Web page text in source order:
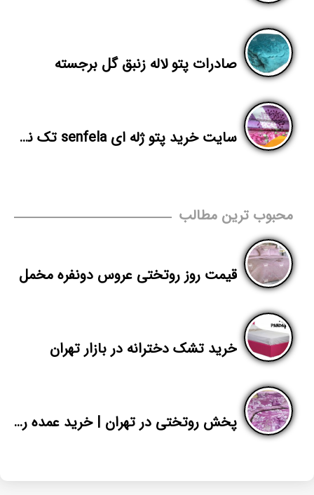
صادرات پتو لاله زنبق گل برجسته
سایت خرید پتو ژله ای senfela تک نفره
محبوب ترین مطالب
قیمت روز روتختی عروس دونفره مخمل
خرید تشک دخترانه در بازار تهران
پخش روتختی در تهران | خرید عمده روتختی پارچه پلی استر دونفره